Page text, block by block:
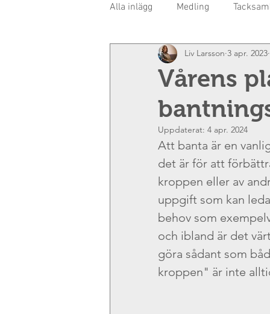
Alla inlägg Medling
På jobbet Relationer
Behov Tid Önskemål
Samhällspåverkan Kärlek
Empati Impulskontroll
Sårbarhet Feedback
Vårens
Liv Larsson 3 apr. 2023
Uppdaterat: 4 apr. 2024
Att banta är en
det är för att
kroppen eller av
uppgift som kan
behov som
och ibland är det
göra sådant som
kroppen" är inte